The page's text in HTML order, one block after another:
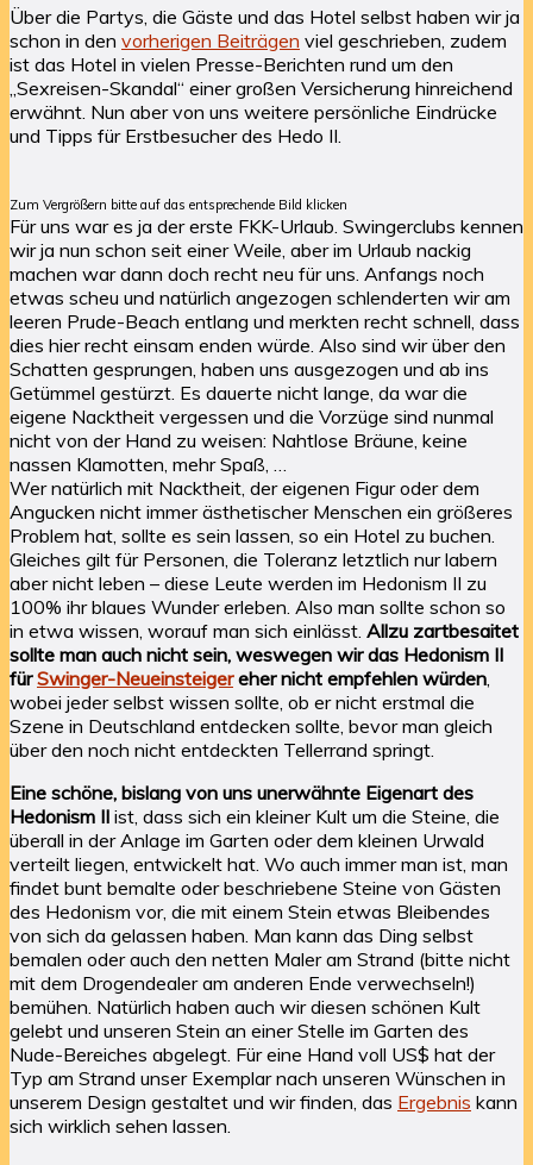
Über die Partys, die Gäste und das Hotel selbst haben wir ja
schon in den vorherigen Beiträgen viel geschrieben, zudem
ist das Hotel in vielen Presse-Berichten rund um den
„Sexreisen-Skandal“ einer großen Versicherung hinreichend
erwähnt. Nun aber von uns weitere persönliche Eindrücke
und Tipps für Erstbesucher des Hedo II.
Zum Vergrößern bitte auf das entsprechende Bild klicken
Für uns war es ja der erste FKK-Urlaub. Swingerclubs kennen
wir ja nun schon seit einer Weile, aber im Urlaub nackig
machen war dann doch recht neu für uns. Anfangs noch
etwas scheu und natürlich angezogen schlenderten wir am
leeren Prude-Beach entlang und merkten recht schnell, dass
dies hier recht einsam enden würde. Also sind wir über den
Schatten gesprungen, haben uns ausgezogen und ab ins
Getümmel gestürzt. Es dauerte nicht lange, da war die
eigene Nacktheit vergessen und die Vorzüge sind nunmal
nicht von der Hand zu weisen: Nahtlose Bräune, keine
nassen Klamotten, mehr Spaß, …
Wer natürlich mit Nacktheit, der eigenen Figur oder dem
Angucken nicht immer ästhetischer Menschen ein größeres
Problem hat, sollte es sein lassen, so ein Hotel zu buchen.
Gleiches gilt für Personen, die Toleranz letztlich nur labern
aber nicht leben – diese Leute werden im Hedonism II zu
100% ihr blaues Wunder erleben. Also man sollte schon so
in etwa wissen, worauf man sich einlässt. Allzu zartbesaitet
sollte man auch nicht sein, weswegen wir das Hedonism II
fürSwinger-Neueinsteigereher nicht empfehlen würden
wobei jeder selbst wissen sollte, ob er nicht erstmal die
Szene in Deutschland entdecken sollte, bevor man gleich
über den noch nicht entdeckten Tellerrand springt.
Eine schöne, bislang von uns unerwähnte Eigenart des
Hedonism II ist, dass sich ein kleiner Kult um die Steine, die
überall in der Anlage im Garten oder dem kleinen Urwald
verteilt liegen, entwickelt hat. Wo auch immer man ist, man
findet bunt bemalte oder beschriebene Steine von Gästen
des Hedonism vor, die mit einem Stein etwas Bleibendes
von sich da gelassen haben. Man kann das Ding selbst
bemalen oder auch den netten Maler am Strand (bitte nicht
mit dem Drogendealer am anderen Ende verwechseln!)
bemühen. Natürlich haben auch wir diesen schönen Kult
gelebt und unseren Stein an einer Stelle im Garten des
Nude-Bereiches abgelegt. Für eine Hand voll US$ hat der
Typ am Strand unser Exemplar nach unseren Wünschen in
unserem Design gestaltet und wir finden, das Ergebnis kann
sich wirklich sehen lassen.